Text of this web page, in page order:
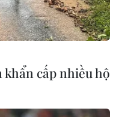
khẩn cấp nhiều hộ